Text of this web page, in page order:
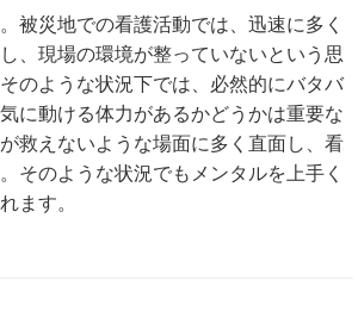
被災地での看護活動では、迅速に多く
、現場の環境が整っていないという思
のような状況下では、必然的にバタバ
に動ける体力があるかどうかは重要な
救えないような場面に多く直面し、看
そのような状況でもメンタルを上手く
ます。